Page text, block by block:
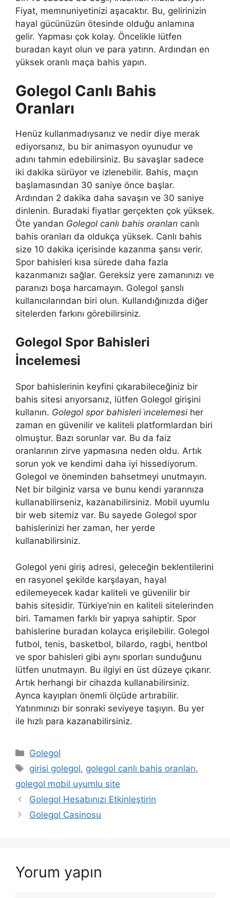
Fiyat, memnuniyetinizi aşacaktır. Bu, gelirinizin
hayal gücünüzün ötesinde olduğu anlamına
gelir. Yapması çok kolay. Öncelikle lütfen
buradan kayıt olun ve para yatırın. Ardından en
yüksek oranlı maça bahis yapın.
Golegol Canlı Bahis
Oranları
Henüz kullanmadıysanız ve nedir diye merak
ediyorsanız, bu bir animasyon oyunudur ve
adını tahmin edebilirsiniz. Bu savaşlar sadece
iki dakika sürüyor ve izlenebilir. Bahis, maçın
başlamasından 30 saniye önce başlar.
Ardından 2 dakika daha savaşın ve 30 saniye
dinlenin. Buradaki fiyatlar gerçekten çok yüksek.
Öte yandan Golegol canlı bahis oranları canlı
bahis oranları da oldukça yüksek. Canlı bahis
size 10 dakika içerisinde kazanma şansı verir.
Spor bahisleri kısa sürede daha fazla
kazanmanızı sağlar. Gereksiz yere zamanınızı ve
paranızı boşa harcamayın. Golegol şanslı
kullanıcılarından biri olun. Kullandığınızda diğer
sitelerden farkını görebilirsiniz.
Golegol Spor Bahisleri
İncelemesi
Spor bahislerinin keyfini çıkarabileceğiniz bir
bahis sitesi arıyorsanız, lütfen Golegol girişini
kullanın. Golegol spor bahisleri i̇ncelemesi her
zaman en güvenilir ve kaliteli platformlardan biri
olmuştur. Bazı sorunlar var. Bu da faiz
oranlarının zirve yapmasına neden oldu. Artık
sorun yok ve kendimi daha iyi hissediyorum.
Golegol ve öneminden bahsetmeyi unutmayın.
Net bir bilginiz varsa ve bunu kendi yararınıza
kullanabilirseniz, kazanabilirsiniz. Mobil uyumlu
bir web sitemiz var. Bu sayede Golegol spor
bahislerinizi her zaman, her yerde
kullanabilirsiniz.
Golegol yeni giriş adresi, geleceğin beklentilerini
en rasyonel şekilde karşılayan, hayal
edilemeyecek kadar kaliteli ve güvenilir bir
bahis sitesidir. Türkiye’nin en kaliteli sitelerinden
biri. Tamamen farklı bir yapıya sahiptir. Spor
bahislerine buradan kolayca erişilebilir. Golegol
futbol, ​​tenis, basketbol, ​​bilardo, ragbi, hentbol
ve spor bahisleri gibi aynı sporları sunduğunu
lütfen unutmayın. Bu ilgiyi en üst düzeye çıkarır.
Artık herhangi bir cihazda kullanabilirsiniz.
Ayrıca kayıpları önemli ölçüde artırabilir.
Yatırımınızı bir sonraki seviyeye taşıyın. Bu yer
ile hızlı para kazanabilirsiniz.
Kategoriler
Golegol
Etiketler
girisi golegol, golegol canlı bahis oranları,
golegol mobil uyumlu site
Golegol Hesabınızı Etkinleştirin
Golegol Casinosu
Yorum yapın